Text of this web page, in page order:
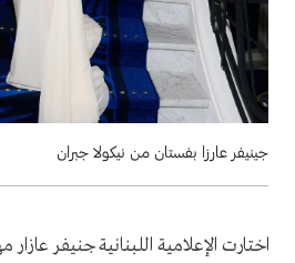
جينيفر عارزا بفستان من نيكولا جبران
اختارت الإعلامية اللبنانية جنيفر